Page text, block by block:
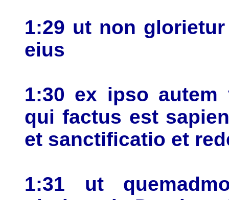
1:29 ut non
eius
1:30 ex ipso
qui factus est
et sanctificatio et
1:31 ut